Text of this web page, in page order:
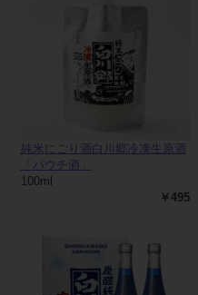
純米にごり酒白川郷冷凍生原酒
「パウチ酒」
100ml
￥495